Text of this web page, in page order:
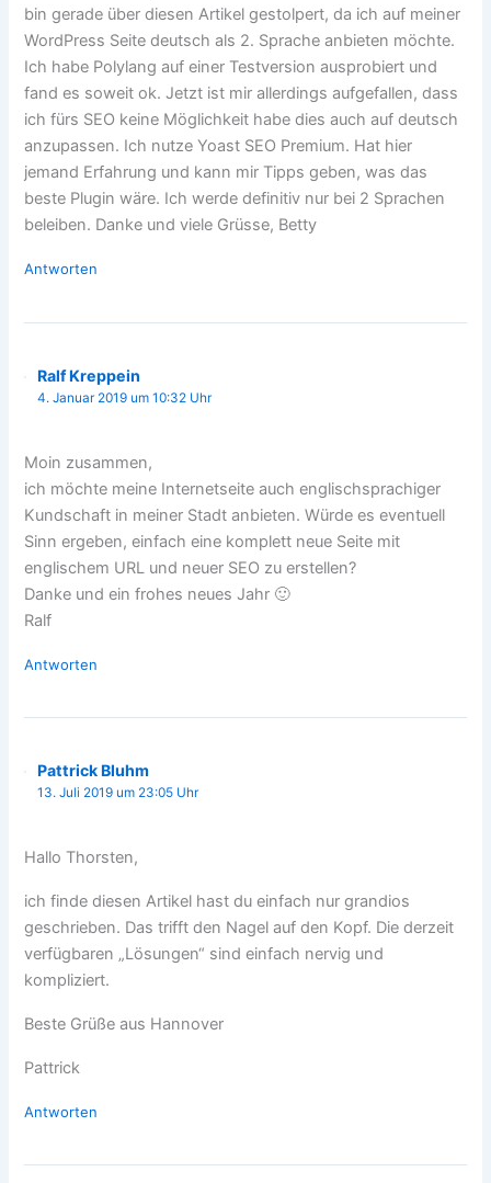
bin gerade über diesen Artikel gestolpert, da ich auf meiner
WordPress Seite deutsch als 2. Sprache anbieten möchte.
Ich habe Polylang auf einer Testversion ausprobiert und
fand es soweit ok. Jetzt ist mir allerdings aufgefallen, dass
ich fürs SEO keine Möglichkeit habe dies auch auf deutsch
anzupassen. Ich nutze Yoast SEO Premium. Hat hier
jemand Erfahrung und kann mir Tipps geben, was das
beste Plugin wäre. Ich werde definitiv nur bei 2 Sprachen
beleiben. Danke und viele Grüsse, Betty
Antworten
Ralf Kreppein
4. Januar 2019 um 10:32 Uhr
Moin zusammen,
ich möchte meine Internetseite auch englischsprachiger
Kundschaft in meiner Stadt anbieten. Würde es eventuell
Sinn ergeben, einfach eine komplett neue Seite mit
englischem URL und neuer SEO zu erstellen?
Danke und ein frohes neues Jahr 🙂
Ralf
Antworten
Pattrick Bluhm
13. Juli 2019 um 23:05 Uhr
Hallo Thorsten,
ich finde diesen Artikel hast du einfach nur grandios
geschrieben. Das trifft den Nagel auf den Kopf. Die derzeit
verfügbaren „Lösungen“ sind einfach nervig und
kompliziert.
Beste Grüße aus Hannover
Pattrick
Antworten